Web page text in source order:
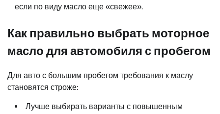
если по виду масло еще «свежее».
Как правильно выбрать моторное
масло для автомобиля с пробегом
Для авто с большим пробегом требования к маслу
становятся строже:
Лучше выбирать варианты с повышенным